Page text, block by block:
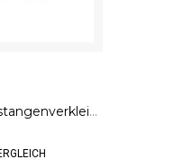
Abdeckung Blende Stoßstangenverkleidung Ford Fiesta 5 V links 6S6119953ADW